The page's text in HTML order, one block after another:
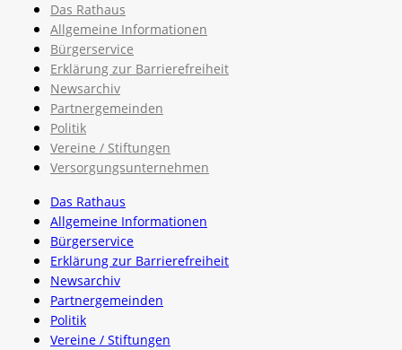
Das Rathaus
Allgemeine Informationen
Bürgerservice
Erklärung zur Barrierefreiheit
Newsarchiv
Partnergemeinden
Politik
Vereine / Stiftungen
Versorgungsunternehmen
Das Rathaus
Allgemeine Informationen
Bürgerservice
Erklärung zur Barrierefreiheit
Newsarchiv
Partnergemeinden
Politik
Vereine / Stiftungen